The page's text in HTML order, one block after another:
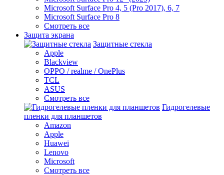
Microsoft Surface Pro 4, 5 (Pro 2017), 6, 7
Microsoft Surface Pro 8
Смотреть все
Защита экрана
Защитные стекла
Apple
Blackview
OPPO / realme / OnePlus
TCL
ASUS
Смотреть все
Гидрогелевые
пленки для планшетов
Amazon
Apple
Huawei
Lenovo
Microsoft
Смотреть все